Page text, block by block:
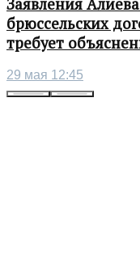
Заявления
брюссельских
требует
29 мая 12:45